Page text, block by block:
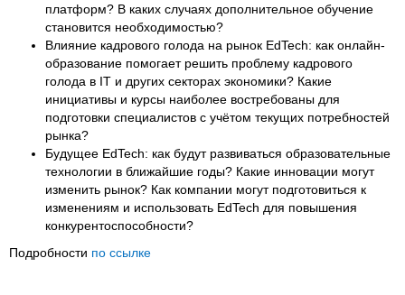
платформ? В каких случаях дополнительное обучение
становится необходимостью?
Влияние кадрового голода на рынок EdTech: как онлайн-
образование помогает решить проблему кадрового
голода в IT и других секторах экономики? Какие
инициативы и курсы наиболее востребованы для
подготовки специалистов с учётом текущих потребностей
рынка?
Будущее EdTech: как будут развиваться образовательные
технологии в ближайшие годы? Какие инновации могут
изменить рынок? Как компании могут подготовиться к
изменениям и использовать EdTech для повышения
конкурентоспособности?
Подробности по ссылке